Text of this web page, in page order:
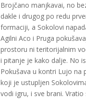
Brojčano manjkavai, no
dakle i drugog po redu
formaciji, a Sokolovi
Agilni Aco i Pruga
prostoru ni teritorijalnim
i pitanje je kako dalje. No
Pokušava u kontri Lujo na
koji je ustupljen
vodi igru, i sve brani.